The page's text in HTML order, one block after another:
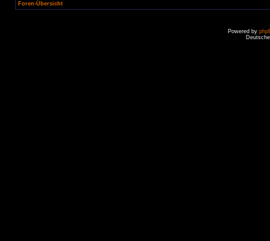
Foren-Übersicht
Powered by